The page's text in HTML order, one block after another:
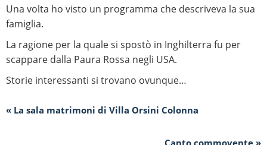
Una volta ho visto un programma che descriveva la sua
famiglia.
La ragione per la quale si spostò in Inghilterra fu per
scappare dalla Paura Rossa negli USA.
Storie interessanti si trovano ovunque…
« La sala matrimoni di Villa Orsini Colonna